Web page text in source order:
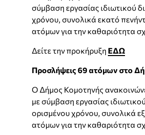
σύμβαση εργασίας ιδιωτικού
χρόνου, συνολικά εκατό
ατόμων για την καθαριότητα
Δείτε την προκήρυξη ΕΔΩ
Προσλήψεις 69 ατόμων στο
Ο Δήμος Κομοτηνής
με σύμβαση εργασίας
ορισμένου χρόνου, συνολικά
ατόμων για την καθαριότητα